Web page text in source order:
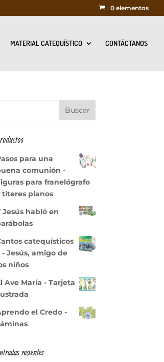
0 elementos
MATERIAL CATEQUÍSTICO CONTÁCTANOS
para una
comunión -
para franelógrafo
títeres planos
Jesús habló en
catequísticos
- Jesús, amigo de
niños
Ave María - Tarjeta
el Credo -
recientes